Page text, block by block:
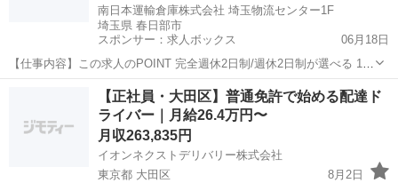
南日本運輸倉庫株式会社 埼玉物流センター1F
埼玉県 春日部市
スポンサー：求人ボックス
06月18日
【仕事内容】この求人のPOINT 完全週休2日制/週休2日制が選べる 1日
2～4店舗の固定ルート配送 カゴ台車×パワーゲートで負担少なめ 手積
み手降ろし中心ではありません 夜間配送で渋滞ストレス少なめ 残業は
基本ほとんどなし ブラ...
【正社員・大田区】普通免許で始める配達ド
ライバー｜月給26.4万円〜
月収263,835円
イオンネクストデリバリー株式会社
東京都 大田区
8月2日